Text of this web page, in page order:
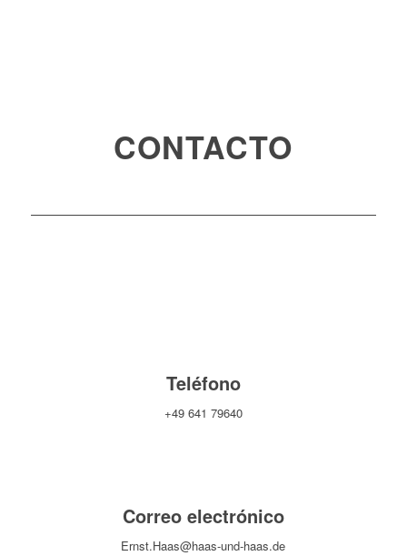
CONTACTO
Teléfono
+49 641 79640
Correo electrónico
Ernst.Haas@haas-und-haas.de